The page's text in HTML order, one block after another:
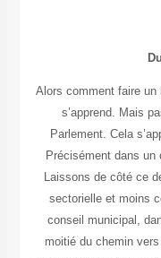
Alors comment faire
s’apprend. Mais
Parlement. Cela
Précisément dans
Laissons de côté ce
sectorielle et moins
conseil municipal,
moitié du chemin